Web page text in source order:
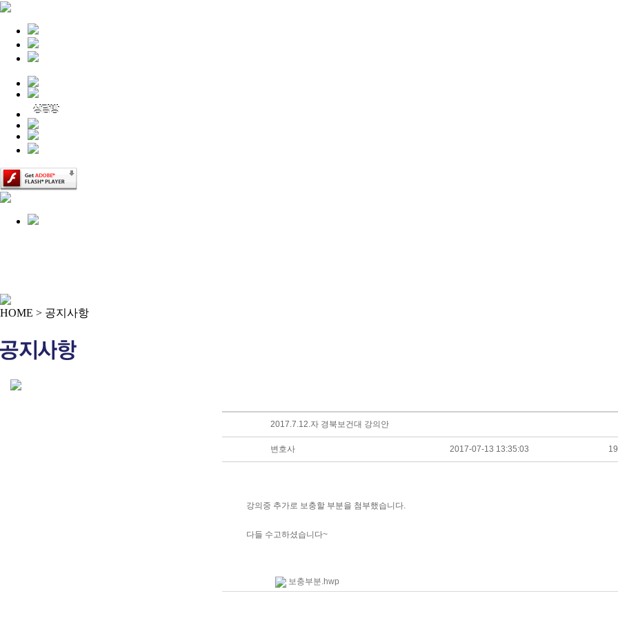
HOME > 공지사항
2017.7.12.자 경북보건대 강의안
변호사 2017-07-13 13:35:03
강의중 추가로 보충할 부분을 첨부했습니다.
다들 수고하셨습니다~
보충부분.hwp